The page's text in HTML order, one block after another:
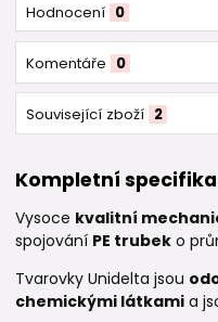
Hodnocení 0
Komentáře 0
Související zboží 2
Kompletní
Vysoce kvalitní
spojování PE trubek o
Tvarovky Unidelta jsou
chemickými látkami a